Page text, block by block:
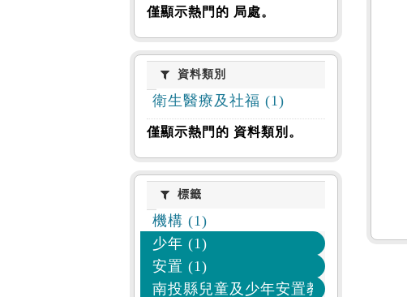
僅顯示熱門的 局處。
資料類別
資料類別
衛生醫療及社福 (1)
僅顯示熱門的 資料類別。
標籤標籤
機構 (1)
少年 (1)
安置 (1)
南投縣兒童及少年安置教養機構 (1)